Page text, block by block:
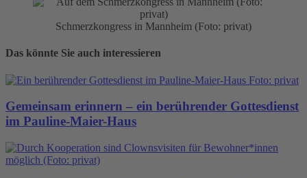
Schmerzkongress in Mannheim (Foto: privat)
Das könnte Sie auch interessieren
Gemeinsam erinnern – ein berührender Gottesdienst
im Pauline-Maier-Haus